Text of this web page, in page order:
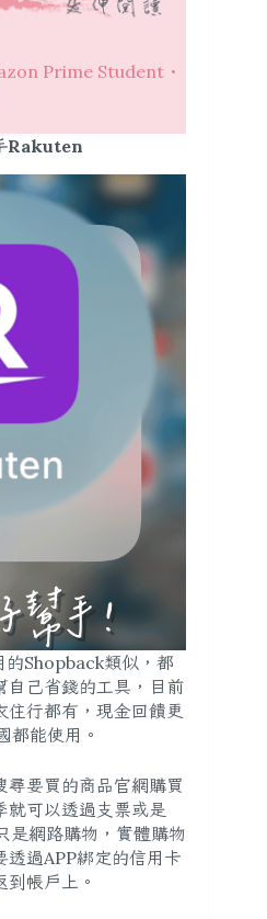
Prime Student・
Rakuten
Shopback類似，都
自己省錢的工具，目前
行都有，現金回饋更
都能使用。
要買的商品官網購買
就可以透過支票或是
是網路購物，實體購物
過APP綁定的信用卡
帳戶上。